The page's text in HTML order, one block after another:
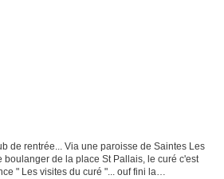
de rentrée... Via une paroisse de Saintes Les
boulanger de la place St Pallais, le curé c'est
" Les visites du curé "... ouf fini la